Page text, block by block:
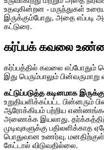
உதவுகின்றன - மருந்துகள்
இருக்கும்போது, ​​​​அதை எப்படி
கட்டுரை.
கர்ப்பக் கவலை
கர்ப்பத்தில் கவலை எப்போதும்
இது பெரும்பாலும் பின்வருமாறு
கட்டுப்படுத்த கடினமாக
உறுதியளிக்கப்பட்ட பின்னரும்
ஆரோக்கியம் பற்றிய
அணைக்க இயலாது.
முடிவுகளுக்கு பதிலளிக்காத
பொதுவான உணர்வு.
கேட்டால் விடுவதில்லை.